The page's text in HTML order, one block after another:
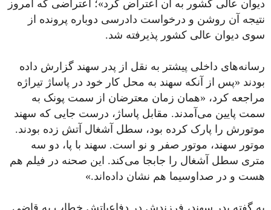
دیوان عالی کشور به آن اعتراض کرد»؛ اعتراضی که امروز
نتیجه آن روشن و درخواست دادرسی دوباره پرونده از
سوی دیوان عالی کشور پذیرفته شد.
رسانه‌های داخلی پیشتر به نقل از پدر سهند گزارش داده
بودند «پس از آنکه سهند به محل کار خود در پاساژ تیراژه
مراجعه کرد، «همان زمان معترضان از سمت پونک به
سمت پایین می‌آمدند. مقابل پاساژ، درست جایی که سهند
موتورش را پارک کرده بود، سطل آشغال آتش زده بودند.
موتور سهند، موتور صفر و نو است. سهند با پا، دو سه
متری سطل آشغال را جابجا می‌کند. این صحنه در فیلم هم
هست و در صداوسیما هم نشان داده‌اند.»